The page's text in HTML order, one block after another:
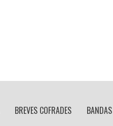
BREVES COFRADES BANDAS